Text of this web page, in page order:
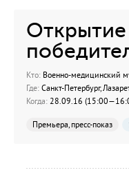
Открытие
Кто: Военно-медицинский
Где: Санкт-Петербург,
Когда: 28.09.16
Премьера, пресс-показ